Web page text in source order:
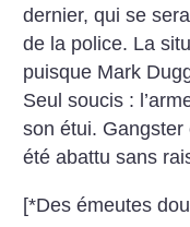
dernier, qui se
de la police. La
puisque Mark
Seul soucis :
son étui.
été abattu sans
[*Des émeutes